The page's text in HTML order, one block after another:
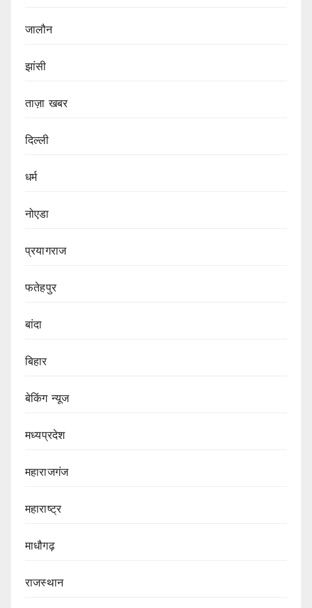
जालौन
झांसी
ताज़ा खबर
दिल्ली
धर्म
नोएडा
प्रयागराज
फतेहपुर
बांदा
बिहार
बेकिंग न्यूज
मध्यप्रदेश
महाराजगंज
महाराष्ट्र
माधौगढ़
राजस्थान